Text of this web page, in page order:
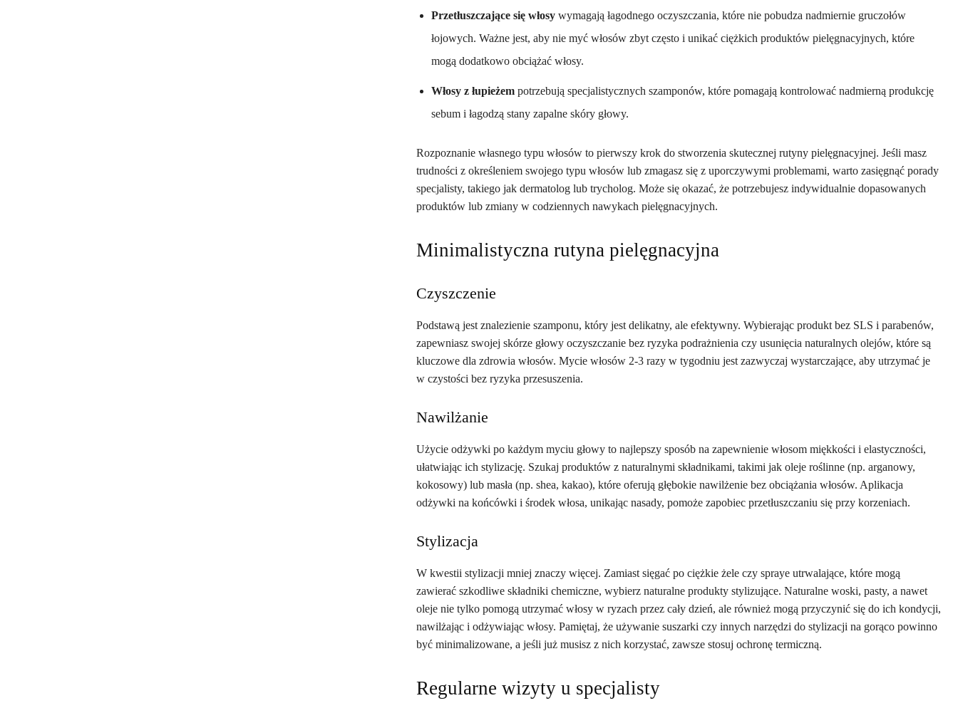
Przetłuszczające się włosy wymagają łagodnego oczyszczania, które nie pobudza nadmiernie gruczołów
łojowych. Ważne jest, aby nie myć włosów zbyt często i unikać ciężkich produktów pielęgnacyjnych, które
mogą dodatkowo obciążać włosy.
Włosy z łupieżem potrzebują specjalistycznych szamponów, które pomagają kontrolować nadmierną produkcję
sebum i łagodzą stany zapalne skóry głowy.
Rozpoznanie własnego typu włosów to pierwszy krok do stworzenia skutecznej rutyny pielęgnacyjnej. Jeśli masz
trudności z określeniem swojego typu włosów lub zmagasz się z uporczywymi problemami, warto zasięgnąć porady
specjalisty, takiego jak dermatolog lub trycholog. Może się okazać, że potrzebujesz indywidualnie dopasowanych
produktów lub zmiany w codziennych nawykach pielęgnacyjnych.
Minimalistyczna rutyna pielęgnacyjna
Czyszczenie
Podstawą jest znalezienie szamponu, który jest delikatny, ale efektywny. Wybierając produkt bez SLS i parabenów,
zapewniasz swojej skórze głowy oczyszczanie bez ryzyka podrażnienia czy usunięcia naturalnych olejów, które są
kluczowe dla zdrowia włosów. Mycie włosów 2-3 razy w tygodniu jest zazwyczaj wystarczające, aby utrzymać je
w czystości bez ryzyka przesuszenia.
Nawilżanie
Użycie odżywki po każdym myciu głowy to najlepszy sposób na zapewnienie włosom miękkości i elastyczności,
ułatwiając ich stylizację. Szukaj produktów z naturalnymi składnikami, takimi jak oleje roślinne (np. arganowy,
kokosowy) lub masła (np. shea, kakao), które oferują głębokie nawilżenie bez obciążania włosów. Aplikacja
odżywki na końcówki i środek włosa, unikając nasady, pomoże zapobiec przetłuszczaniu się przy korzeniach.
Stylizacja
W kwestii stylizacji mniej znaczy więcej. Zamiast sięgać po ciężkie żele czy spraye utrwalające, które mogą
zawierać szkodliwe składniki chemiczne, wybierz naturalne produkty stylizujące. Naturalne woski, pasty, a nawet
oleje nie tylko pomogą utrzymać włosy w ryzach przez cały dzień, ale również mogą przyczynić się do ich kondycji,
nawilżając i odżywiając włosy. Pamiętaj, że używanie suszarki czy innych narzędzi do stylizacji na gorąco powinno
być minimalizowane, a jeśli już musisz z nich korzystać, zawsze stosuj ochronę termiczną.
Regularne wizyty u specjalisty